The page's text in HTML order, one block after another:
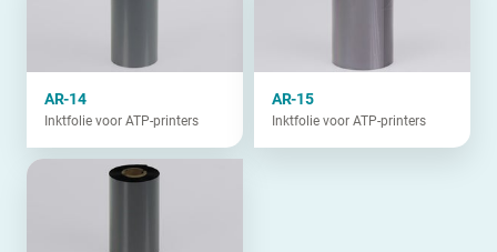
AR-14
Inktfolie voor ATP-printers
AR-15
Inktfolie voor ATP-printers